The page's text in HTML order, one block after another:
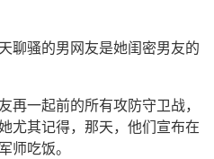
聊骚的男网友是她闺密男友的
再一起前的所有攻防守卫战，
尤其记得，那天，他们宣布在
师吃饭。